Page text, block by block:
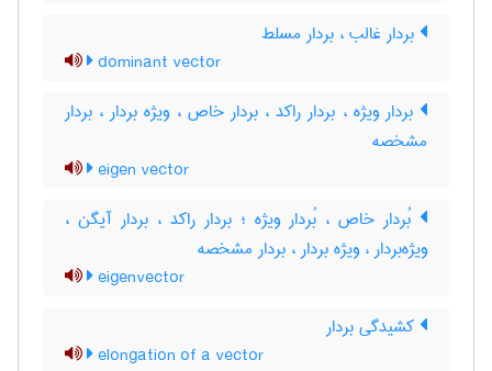
بردار غالب ، بردار مسلط
dominant vector
بردار ویژه ، بردار راکد ، بردار خاص ، ویژه بردار ، بردار
مشخصه
eigen vector
بُردار خاص ، بُردار ویژه ؛ بردار راکد ، بردار آیگن ،
ویژه‌بردار ، ویژه بردار ، بردار مشخصه
eigenvector
کشیدگی بردار
elongation of a vector